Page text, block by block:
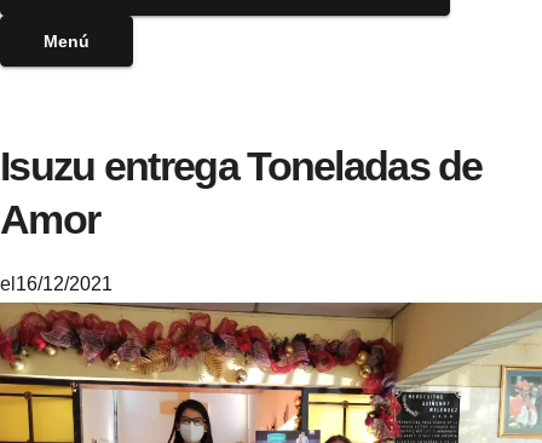
Menú
Isuzu entrega Toneladas de
Amor
M
i
k
el 16/12/2021